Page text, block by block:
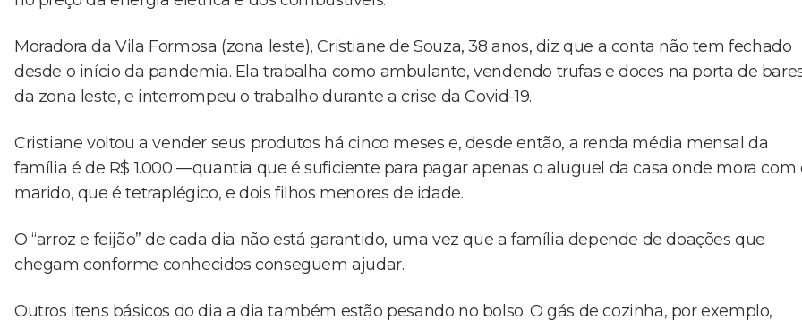
Moradora da Vila Formosa (zona leste), Cristiane de Souza, 38 anos, diz que a conta não tem fechado
desde o início da pandemia. Ela trabalha como ambulante, vendendo trufas e doces na porta de
da zona leste, e interrompeu o trabalho durante a crise da Covid-19.
Cristiane voltou a vender seus produtos há cinco meses e, desde então, a renda média mensal da
família é de R$ 1.000 —quantia que é suficiente para pagar apenas o aluguel da casa onde mora com
marido, que é tetraplégico, e dois filhos menores de idade.
O “arroz e feijão” de cada dia não está garantido, uma vez que a família depende de doações que
chegam conforme conhecidos conseguem ajudar.
Outros itens básicos do dia a dia também estão pesando no bolso. O gás de cozinha, por exemplo,